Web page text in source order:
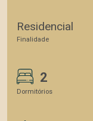
Residencial
Finalidade
2
Dormitórios